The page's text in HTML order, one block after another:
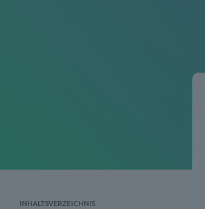
INHALTSVERZEICHNIS